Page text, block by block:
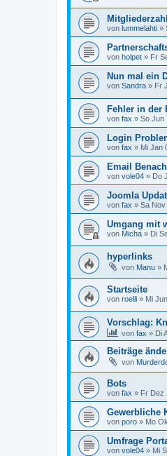
Mitgliederzahl
von lummelahti »
von holpet » Fr
Nun mal ein
von Sandra » Fr
Fehler in der
von fax » So Jun
Login
von fax » Mi Jan
Email
von vole04 » Do
Joomla
von fax » Sa Nov
Umgang mit
von Micha » Di
hyperlinks
von Manu »
Startseite
von roelli » Mi
Vorschlag:
von fax » Di
Beiträge
von
Bots
von fax » Fr Dez
Gewerbliche
von poro » Mo
Umfrage
von vole04 » Mi